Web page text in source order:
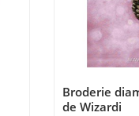
Broderie
de Wizardi